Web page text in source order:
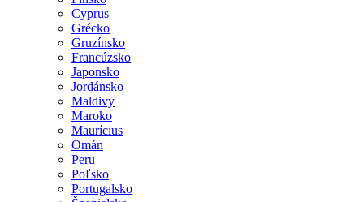
Cyprus
Grécko
Gruzínsko
Francúzsko
Japonsko
Jordánsko
Maldivy
Maroko
Maurícius
Omán
Peru
Poľsko
Portugalsko